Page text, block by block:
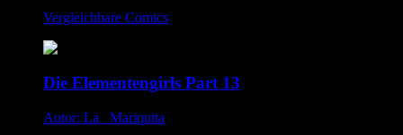
Vergleichbare Comics
Die Elementengirls Part 13
Autor: La _Mariquita